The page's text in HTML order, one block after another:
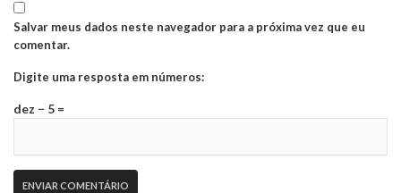
Salvar meus dados neste navegador para a próxima vez que eu
comentar.
Digite uma resposta em números:
dez − 5 =